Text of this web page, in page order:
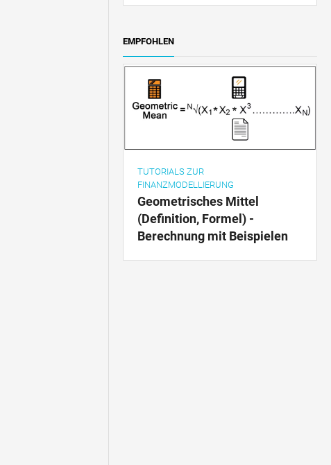
EMPFOHLEN
TUTORIALS ZUR
FINANZMODELLIERUNG
Geometrisches Mittel
(Definition, Formel) -
Berechnung mit Beispielen